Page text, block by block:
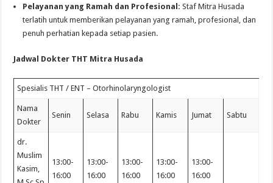
Pelayanan yang Ramah dan Profesional: Staf Mitra Husada
terlatih untuk memberikan pelayanan yang ramah, profesional, dan
penuh perhatian kepada setiap pasien.
Jadwal Dokter THT Mitra Husada
Spesialis THT / ENT – Otorhinolaryngologist
Nama
Dokter
Senin Selasa Rabu Kamis Jumat Sabtu
dr.
Muslim
Kasim,
13:00-
16:00
13:00-
16:00
13:00-
16:00
13:00-
16:00
13:00-
16:00